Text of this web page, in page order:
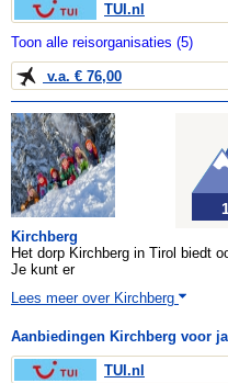
TUI.nl
Toon alle reisorganisaties (5)
v.a. € 76,00
Kirchberg
Het dorp Kirchberg in Tirol biedt
Je kunt er
Lees meer over Kirchberg
Aanbiedingen Kirchberg voor
TUI.nl